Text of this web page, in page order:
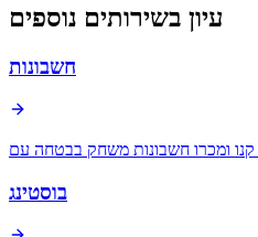
עיון בשירותים נוספים
חשבונות
בוסטינג